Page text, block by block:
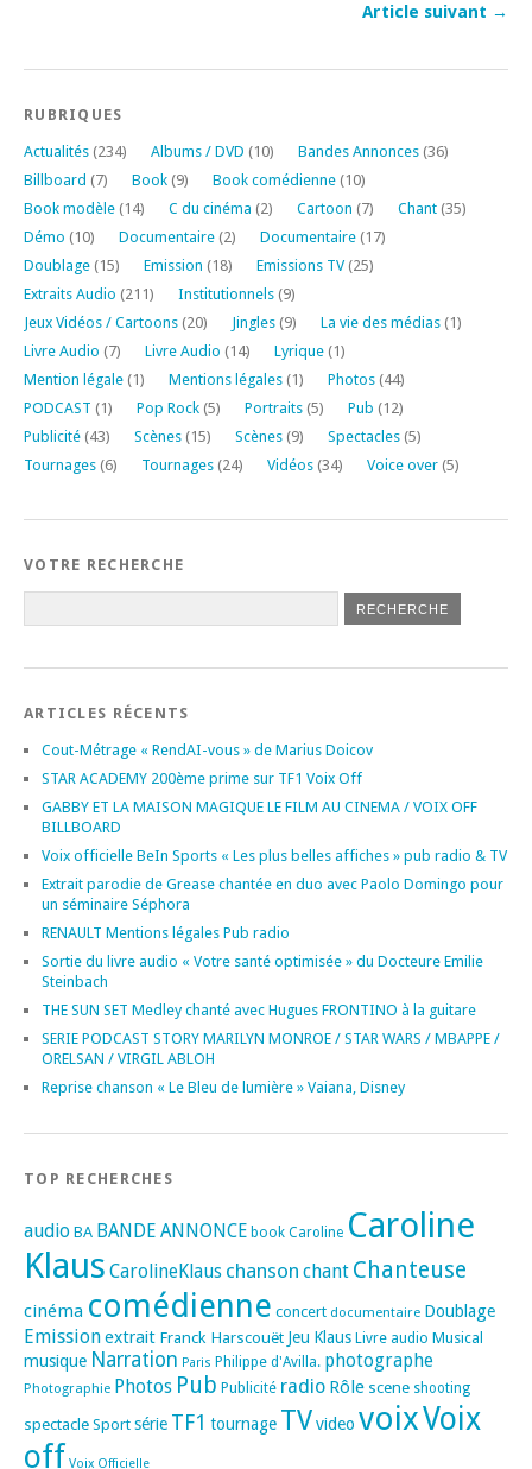
Article suivant →
RUBRIQUES
Actualités (234) Albums / DVD (10) Bandes Annonces (36)
Billboard (7) Book (9) Book comédienne (10)
Book modèle (14) C du cinéma (2) Cartoon (7) Chant (35)
Démo (10) Documentaire (2) Documentaire (17)
Doublage (15) Emission (18) Emissions TV(25)
Extraits Audio (211) Institutionnels (9)
Jeux Vidéos / Cartoons (20) Jingles (9) La vie des médias (1)
Livre Audio (7) Livre Audio (14) Lyrique (1)
Mention légale (1) Mentions légales (1) Photos (44)
PODCAST (1) Pop Rock (5) Portraits (5) Pub (12)
Publicité (43) Scènes (15) Scènes (9) Spectacles (5)
Tournages (6) Tournages (24) Vidéos (34) Voice over (5)
VOTRE RECHERCHE
ARTICLES RÉCENTS
Cout-Métrage « RendAI-vous » de Marius Doicov
STAR ACADEMY 200ème prime sur TF1 Voix Off
GABBY ET LA MAISON MAGIQUE LE FILM AU CINEMA / VOIX OFF
BILLBOARD
Voix officielle BeIn Sports « Les plus belles affiches » pub radio & TV
Extrait parodie de Grease chantée en duo avec Paolo Domingo pour
un séminaire Séphora
RENAULT Mentions légales Pub radio
Sortie du livre audio « Votre santé optimisée » du Docteure Emilie
Steinbach
THE SUN SET Medley chanté avec Hugues FRONTINO à la guitare
SERIE PODCAST STORY MARILYN MONROE / STAR WARS / MBAPPE /
ORELSAN / VIRGIL ABLOH
Reprise chanson « Le Bleu de lumière » Vaiana, Disney
TOP RECHERCHES
audio BA BANDE ANNONCE book Caroline Caroline
Klaus CarolineKlaus chanson chant Chanteuse
cinéma comédienne concert documentaire Doublage
Emissionextrait Franck Harscouët Jeu Klaus Livre audio Musical
musique Narration Paris Philippe d'Avilla. photographe
Photographie Photos Pub Publicité radio Rôle scene shooting
spectacle Sport série TF1 tournage TVvideo voixVoix
off Voix Officielle